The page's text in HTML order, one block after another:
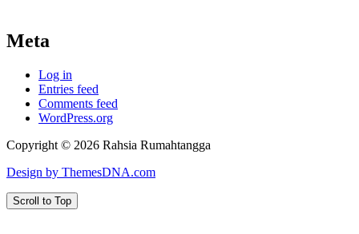
Meta
Log in
Entries feed
Comments feed
WordPress.org
Copyright © 2026 Rahsia Rumahtangga
Design by ThemesDNA.com
Scroll to Top